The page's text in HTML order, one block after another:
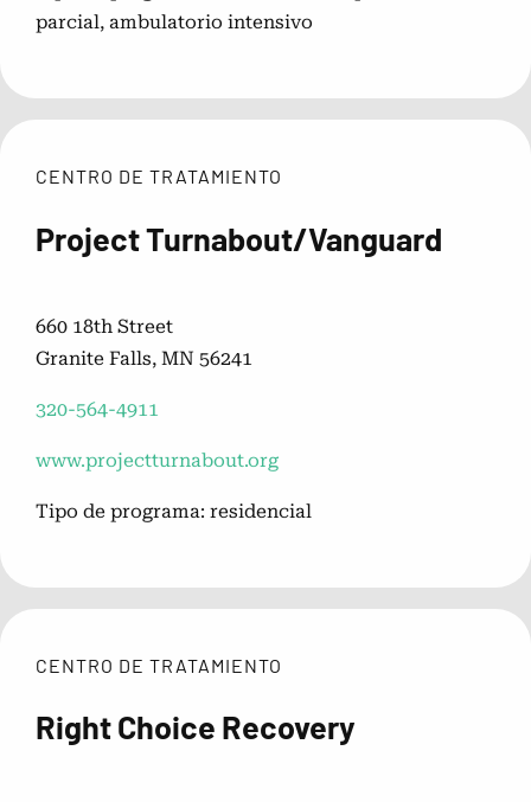
parcial, ambulatorio intensivo
CENTRO DE TRATAMIENTO
Project Turnabout/Vanguard
660 18th Street
Granite Falls, MN 56241
320-564-4911
www.projectturnabout.org
Tipo de programa: residencial
CENTRO DE TRATAMIENTO
Right Choice Recovery